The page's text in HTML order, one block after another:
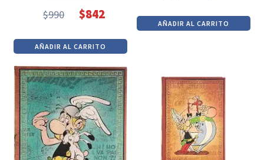
$990
precio
original
era:
$990.
$842
precio
actual
es:
$842.
AÑADIR AL CARRITO
precio
original
precio
actual
AÑADIR AL CARRITO